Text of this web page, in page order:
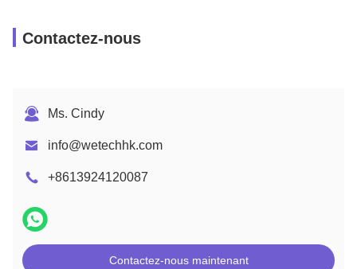
Contactez-nous
Ms. Cindy
info@wetechhk.com
+8613924120087
Contactez-nous maintenant